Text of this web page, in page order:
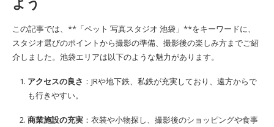
この記事では、**「ペット 写真スタジオ 池袋」**をキーワードに、
スタジオ選びのポイントから撮影の準備、撮影後の楽しみ方までご紹
介しました。池袋エリアは以下のような魅力があります。
アクセスの良さ ：JRや地下鉄、私鉄が充実しており、遠方からで
も行きやすい。
商業施設の充実 ：衣装や小物探し、撮影後のショッピングや食事